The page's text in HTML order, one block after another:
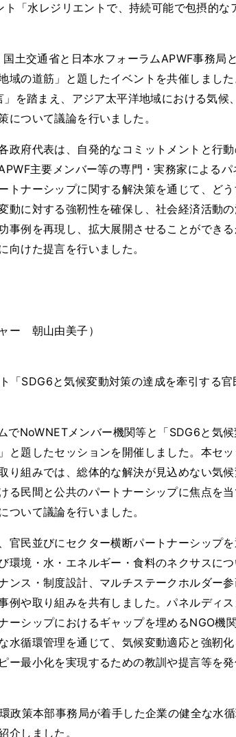
「水レジリエントで、持続可能で包摂的な
土交通省と日本水フォーラムAPWF事務局
域の道筋」と題したイベントを共催しまし
を踏まえ、アジア太平洋地域における気候
ついて議論を行いました。
政府代表は、自発的なコミットメントと行
主要メンバー等の専門・実務家によるパ
ナーシップに関する解決策を通じて、どう
動に対する強靭性を確保し、社会経済活動
事例を再現し、拡大展開させることができ
向けた提言を行いました。
ー 朝山由美子）
SDG6と気候変動対策の達成を牽引する官
NoWNETメンバー機関等と「SDG6と気
と題したセッションを開催しました。本セ
り組みでは、総体的な解決が見込めない気
る民間と公共のパートナーシップに焦点を
いて議論を行いました。
民並びにセクター横断パートナーシップを
環境・水・エネルギー・食料のネクサスに
ンス・制度設計、マルチステークホルダー
例や取り組みを共有しました。パネルディス
ーシップにおけるギャップを埋めるNGO機
水循環管理を通じて、気候変動適応と強靭
ー最小化を実現するための教訓や提言等を
政策本部事務局が着手した企業の健全な水循
介しました。